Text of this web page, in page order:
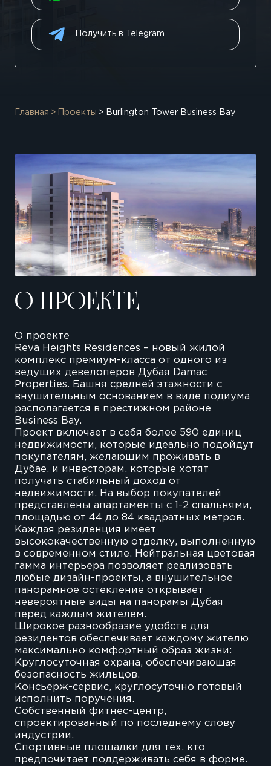
Получить в Telegram
Главная Проекты Burlington Tower Business Bay
О ПРОЕКТЕ
О проекте
Reva Heights Residences – новый жилой
комплекс премиум-класса от одного из
ведущих девелоперов Дубая Damac
Properties. Башня средней этажности с
внушительным основанием в виде подиума
располагается в престижном районе
Business Bay.
Проект включает в себя более 590 единиц
недвижимости, которые идеально подойдут
покупателям, желающим проживать в
Дубае, и инвесторам, которые хотят
получать стабильный доход от
недвижимости. На выбор покупателей
представлены апартаменты с 1-2 спальнями,
площадью от 44 до 84 квадратных метров.
Каждая резиденция имеет
высококачественную отделку, выполненную
в современном стиле. Нейтральная цветовая
гамма интерьера позволяет реализовать
любые дизайн-проекты, а внушительное
панорамное остекление открывает
невероятные виды на панорамы Дубая
перед каждым жителем.
Широкое разнообразие удобств для
резидентов обеспечивает каждому жителю
максимально комфортный образ жизни:
Круглосуточная охрана, обеспечивающая
безопасность жильцов.
Консьерж-сервис, круглосуточно готовый
исполнить поручения.
Собственный фитнес-центр,
спроектированный по последнему слову
индустрии.
Спортивные площадки для тех, кто
предпочитает поддерживать себя в форме.